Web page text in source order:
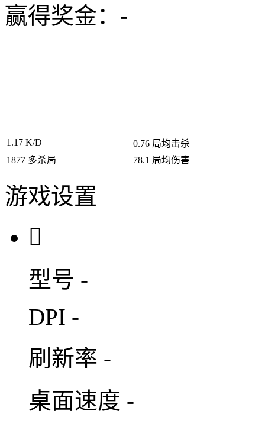
赢得奖金： -
1.17 K/D 0.76 局均击杀
1877 多杀局 78.1 局均伤害
游戏设置

型号 -
DPI -
刷新率 -
桌面速度 -